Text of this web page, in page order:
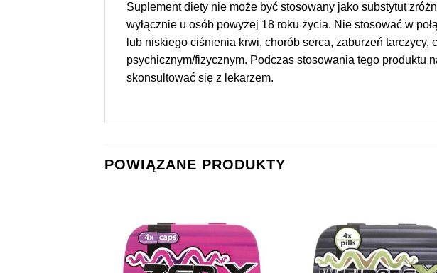
Suplement diety nie może być stosowany jako substytut
wyłącznie u osób powyżej 18 roku życia. Nie stosować w
lub niskiego ciśnienia krwi, chorób serca, zaburzeń
psychicznym/fizycznym. Podczas stosowania tego
skonsultować się z lekarzem.
POWIĄZANE PRODUKTY